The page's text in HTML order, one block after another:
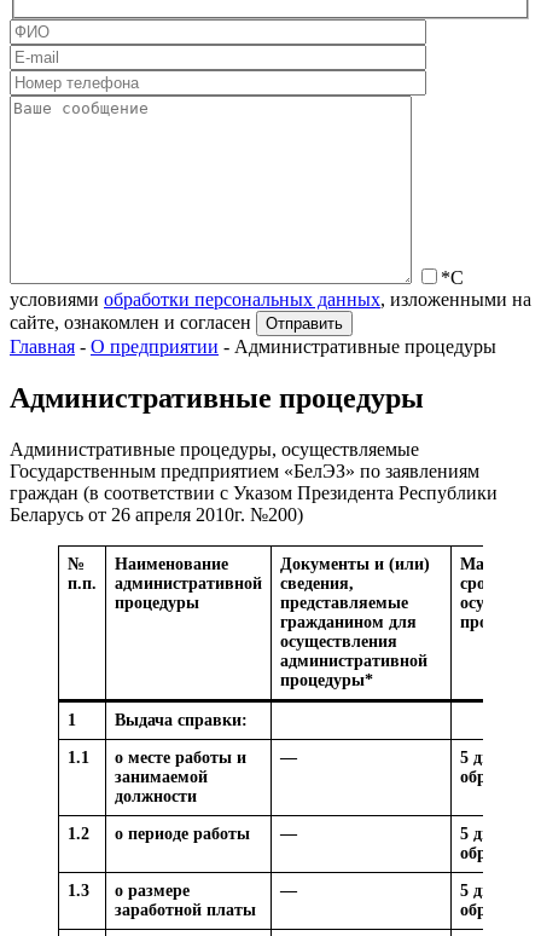
*С
условиями обработки персональных данных, изложенными на
сайте, ознакомлен и согласен
Главная - О предприятии - Административные процедуры
Административные процедуры
Административные процедуры, осуществляемые
Государственным предприятием «БелЭЗ» по заявлениям
граждан (в соответствии с Указом Президента Республики
Беларусь от 26 апреля 2010г. №200)
№
п.п.
Наименование
административной
процедуры
Документы и (или)
сведения,
представляемые
гражданином для
осуществления
административной
процедуры*
срок
1 Выдача справки:
1.1
о месте работы и
занимаемой
должности
—
5 дней со
1.2 о периоде работы —
5 дней со
1.3
о размере
заработной платы
—
5 дней со